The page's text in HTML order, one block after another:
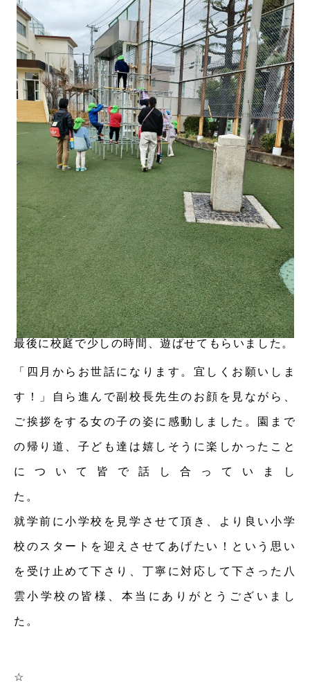
最後に校庭で少しの時間、遊ばせてもらいました。
「四月からお世話になります。宜しくお願いしま
す！」自ら進んで副校長先生のお顔を見ながら、
ご挨拶をする女の子の姿に感動しました。園まで
の帰り道、子ども達は嬉しそうに楽しかったこと
について皆で話し合っていまし
た
就学前に小学校を見学させて頂き、より良い小学
校のスタートを迎えさせてあげたい！という思い
を受け止めて下さり、丁寧に対応して下さった八
雲小学校の皆様、本当にありがとうございまし
た。
☆